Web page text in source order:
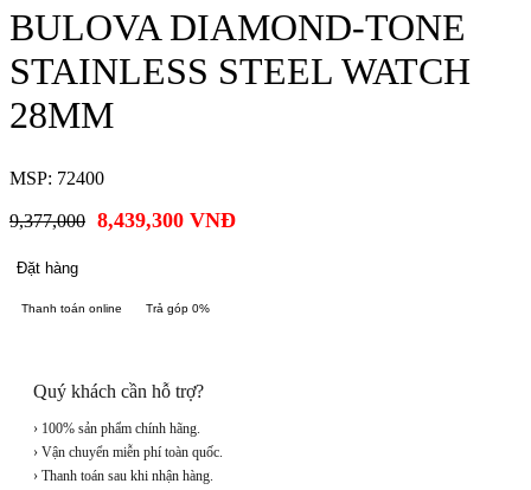
BULOVA DIAMOND-TONE
STAINLESS STEEL WATCH
28MM
MSP: 72400
9,377,000 8,439,300 VNĐ
Đặt hàng
Thanh toán online Trả góp 0%
Quý khách cần hỗ trợ?
› 100% sản phẩm chính hãng.
› Vận chuyển miễn phí toàn quốc.
› Thanh toán sau khi nhận hàng.